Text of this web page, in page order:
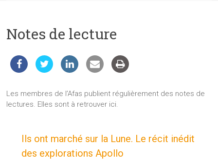
les
et
les
auprès
du
Notes de lecture
Les membres de l’Afas publient régulièrement des notes de
lectures. Elles sont à retrouver ici.
Ils ont marché sur la Lune. Le récit inédit
des explorations Apollo